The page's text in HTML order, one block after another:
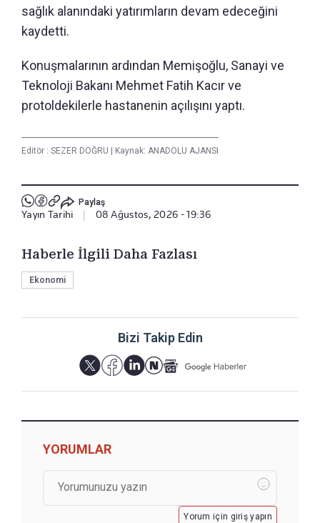
sağlık alanındaki yatırımların devam edeceğini
kaydetti.
Konuşmalarının ardından Memişoğlu, Sanayi ve
Teknoloji Bakanı Mehmet Fatih Kacır ve
protoldekilerle hastanenin açılışını yaptı.
Editör : SEZER DOĞRU Kaynak: ANADOLU AJANSI
Paylaş
Yayın Tarihi 08 Ağustos, 2026 - 19:36
Haberle İlgili Daha Fazlası
Ekonomi
Bizi Takip Edin
YORUMLAR
Yorum için giriş yapın